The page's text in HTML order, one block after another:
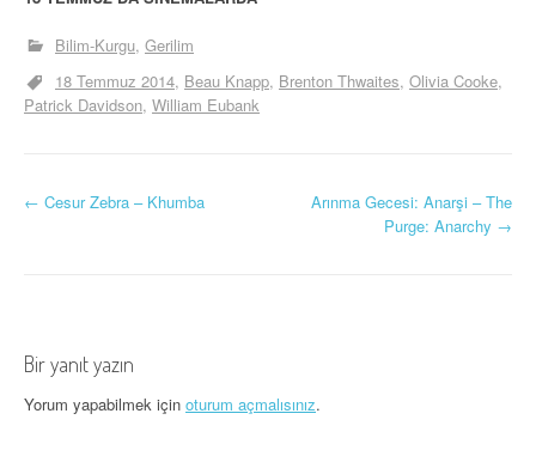
Bilim-Kurgu Gerilim
18 Temmuz 2014 Beau Knapp Brenton Thwaites Olivia Cooke
Patrick Davidson William Eubank
Y
d
o
← Cesur Zebra – Khumba
Arınma Gecesi: Anarşi – The
Purge: Anarchy →
Bir yanıt yazın
Yorum yapabilmek için oturum açmalısınız.